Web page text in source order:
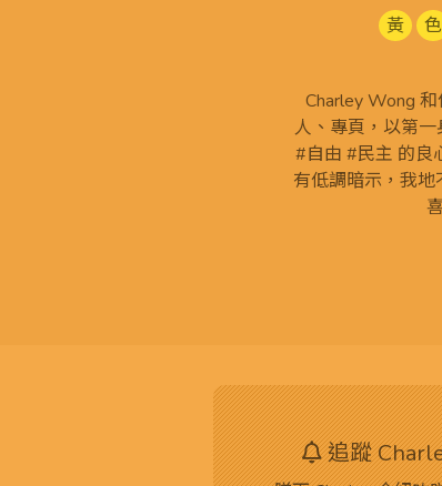
黃 色
Charley Wong
人、專頁，以第
#自由 #民主 的良
有低調暗示，我
追蹤